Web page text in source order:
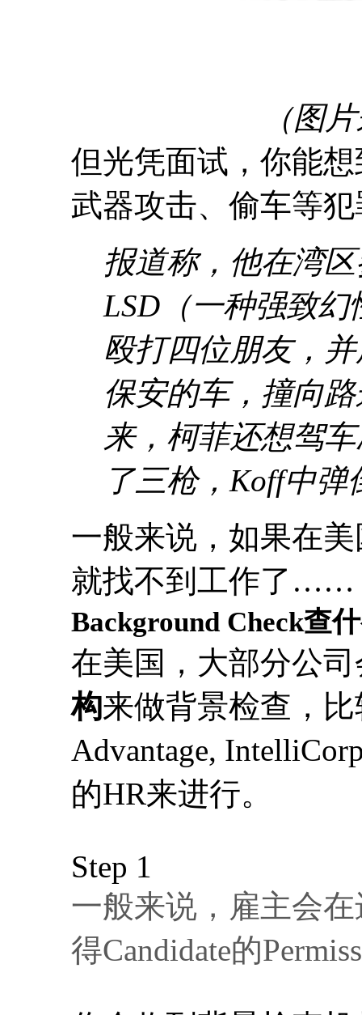
（图
但光凭面试，你能
武器攻击、偷车等
报道称，他在湾
LSD（一种强致
殴打四位朋友，
保安的车，撞向
来，柯菲还想驾
了三枪，Koff中
一般来说，如果在
就找不到工作了……
Background Check查
在美国，大部分公
构来做背景检查，
Advantage,
的HR来进行。
Step 1
一般来说，雇主会在
得Candidate的